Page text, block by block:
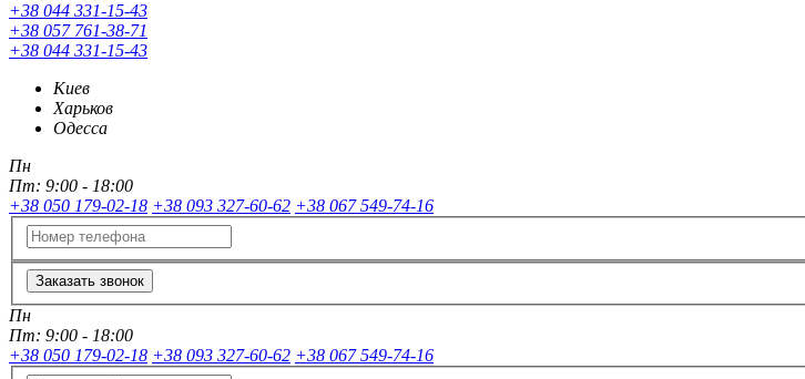
+38 044 331-15-43
+38 057 761-38-71
+38 044 331-15-43
Киев
Харьков
Одесса
Пн
Пт: 9:00 - 18:00
+38 050 179-02-18 +38 093 327-60-62 +38 067 549-74-16
Заказать звонок
Пн
Пт: 9:00 - 18:00
+38 050 179-02-18 +38 093 327-60-62 +38 067 549-74-16